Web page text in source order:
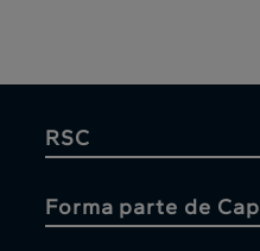
RSC
Forma parte de